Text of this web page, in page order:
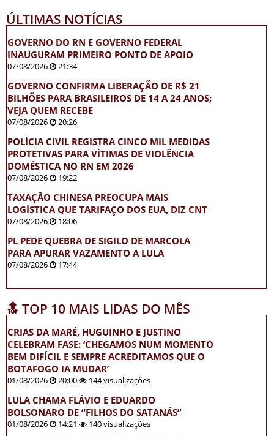
ÚLTIMAS NOTÍCIAS
GOVERNO DO RN E GOVERNO FEDERAL
INAUGURAM PRIMEIRO PONTO DE APOIO
07/08/2026 21:34
GOVERNO CONFIRMA LIBERAÇÃO DE R$ 21
BILHÕES PARA BRASILEIROS DE 14 A 24 ANOS;
VEJA QUEM RECEBE
07/08/2026 20:26
POLÍCIA CIVIL REGISTRA CINCO MIL MEDIDAS
PROTETIVAS PARA VÍTIMAS DE VIOLÊNCIA
DOMÉSTICA NO RN EM 2026
07/08/2026 19:22
TAXAÇÃO CHINESA PREOCUPA MAIS
LOGÍSTICA QUE TARIFAÇO DOS EUA, DIZ CNT
07/08/2026 18:06
PL PEDE QUEBRA DE SIGILO DE MARCOLA
PARA APURAR VAZAMENTO A LULA
07/08/2026 17:44
🔝 TOP 10 MAIS LIDAS DO MÊS
CRIAS DA MARÉ, HUGUINHO E JUSTINO
CELEBRAM FASE: ‘CHEGAMOS NUM MOMENTO
BEM DIFÍCIL E SEMPRE ACREDITAMOS QUE O
BOTAFOGO IA MUDAR’
01/08/2026 20:00 144 visualizações
LULA CHAMA FLÁVIO E EDUARDO
BOLSONARO DE “FILHOS DO SATANÁS”
01/08/2026 14:21 140 visualizações